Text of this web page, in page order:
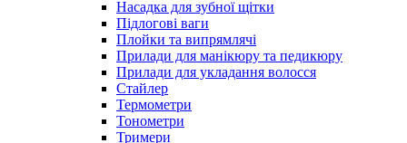
Насадка для зубної щітки
Підлогові ваги
Плойки та випрямлячі
Прилади для манікюру та педикюру
Прилади для укладання волосся
Стайлер
Термометри
Тонометри
Тримери